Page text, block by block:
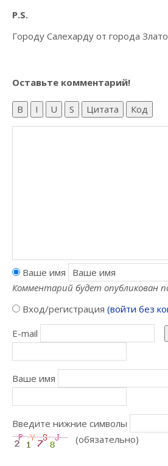
P.S.
Городу Салехарду от города
Оставьте комментарий!
B I U S Цитата Код
Ваше имя
Комментарий будет опубликован
Вход/регистрация (войти без
E-mail
Ваше имя
Введите нижние символы
(обязательно)